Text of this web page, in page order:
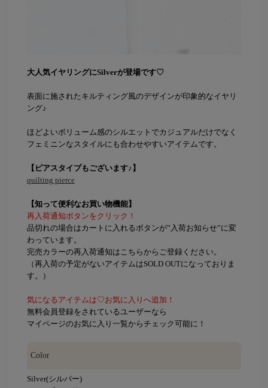
大人気イヤリングにSilverが登場です♡
表面に施されたキルティング風のデザインが印象的なイヤリ
ング♪
ほどよいボリューム感のシルエットでカジュアルだけでなく
フェミニンなスタイルにも合わせやすいアイテムです。
【ピアスタイプもございます♪】
quilting pierce
【知って便利なお買い物機能】
再入荷通知ボタンをクリック！
品切れの場合はカートに入れるボタンが”入荷お知らせ”に変
わっています。
完売カラーの再入荷通知はこちらからご登録ください。
（再入荷の予定がないアイテムはSOLD OUTになっておりま
す。）
気になるアイテムは♡お気に入りへ追加！
無料会員登録をされているユーザーなら
マイページのお気に入り一覧からチェック可能に！
Color
Silver(シルバー)